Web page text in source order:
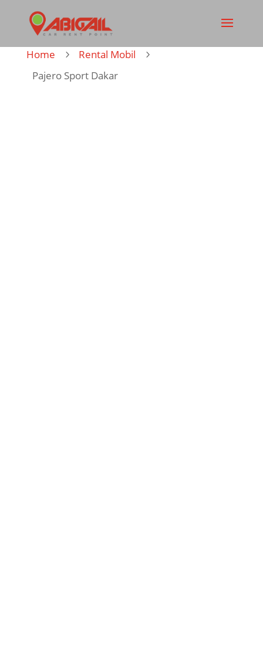
Home 5 Rental Mobil 5
Pajero Sport Dakar